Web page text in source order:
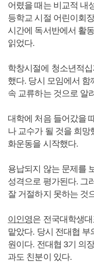
어렸을 때는 비교적 내
등학교 시절 어린이회
시간에 독서반에서 활
읽었다.
학창시절에 청소년적
했다. 당시 모임에서 함
속 교류하는 것으로 알
대학에 처음 들어갔을
나 교수가 될 것을 희
화운동을 시작했다.
용납되지 않는 문제를
성격으로 평가된다. 그
잘 거절하지 못하는 것
이인영은 전국대학생
맡았다. 당시 전대협 부
원이다. 전대협 3기 의
과도 친분이 있다.